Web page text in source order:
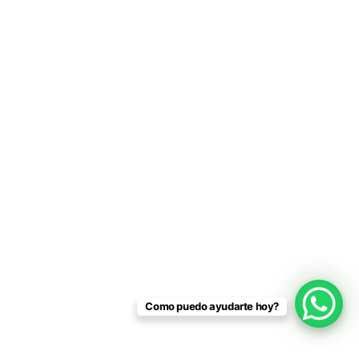
Como puedo ayudarte hoy?